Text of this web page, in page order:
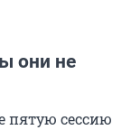
они не
пятую сессию